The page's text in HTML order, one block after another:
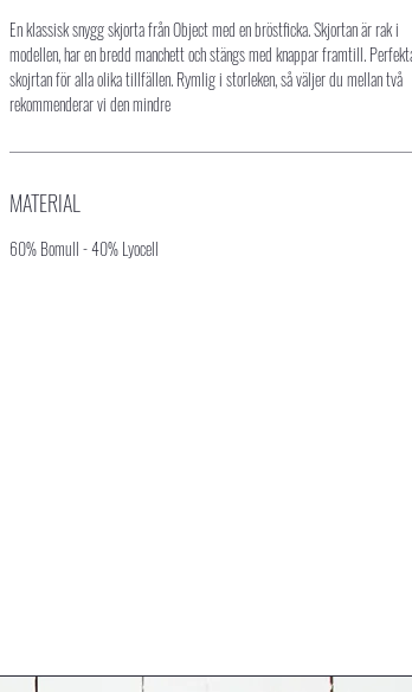
En klassisk snygg skjorta från Object med en bröstficka. Skjortan är rak i
modellen, har en bredd manchett och stängs med knappar framtill.
skojrtan för alla olika tillfällen. Rymlig i storleken, så väljer du mellan två
rekommenderar vi den mindre
MATERIAL
60% Bomull - 40% Lyocell